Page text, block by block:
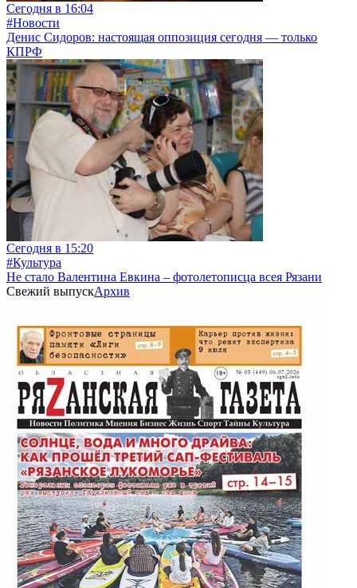
Сегодня в 16:04
#Новости
Денис Сидоров: настоящая оппозиция сегодня — только
КПРФ
Сегодня в 15:20
#Культура
Не стало Валентина Евкина – фотолетописца всея Рязани
Свежий выпускАрхив